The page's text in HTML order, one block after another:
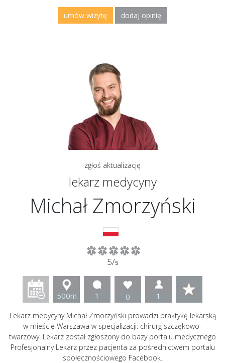
umów wizytę dodaj opinię
zgłoś aktualizację
lekarz medycyny
Michał Zmorzyński
5/5
500m 1 0 1
Lekarz medycyny Michał Zmorzyński prowadzi praktykę lekarską
w mieście Warszawa w specjalizacji: chirurg szczękowo-
twarzowy. Lekarz został zgłoszony do bazy portalu medycznego
Profesjonalny Lekarz przez pacjenta za pośrednictwem portalu
społecznościowego Facebook.